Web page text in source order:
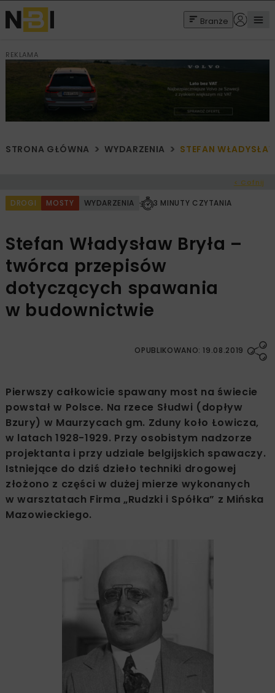
Branże
REKLAMA
STRONA GŁÓWNA WYDARZENIA STEFAN
< Cofnij
DROGI MOSTY WYDARZENIA 3 MINUTY CZYTANIA
Stefan Władysław Bryła –
twórca przepisów
dotyczących spawania
w budownictwie
OPUBLIKOWANO: 19.08.2019
Pierwszy całkowicie spawany most na świecie
powstał w Polsce. Na rzece Słudwi (dopływ
Bzury) w Maurzycach gm. Zduny koło Łowicza,
w latach 1928-1929. Przy osobistym nadzorze
projektanta i przy udziale belgijskich spawaczy.
Istniejące do dziś dzieło techniki drogowej
złożono z części w dużej mierze wykonanych
w warsztatach Firma „Rudzki i Spółka” z Mińska
Mazowieckiego.